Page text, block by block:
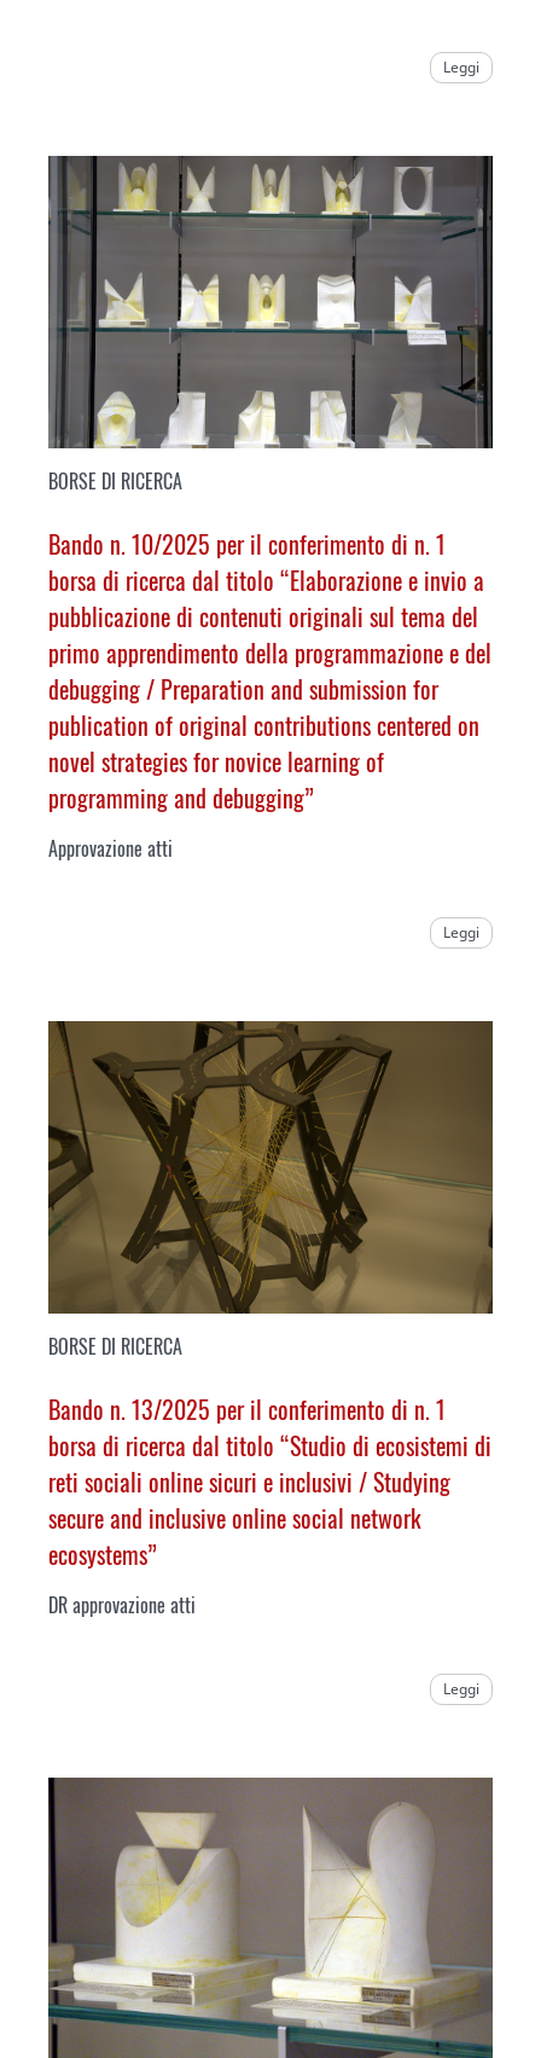
Leggi
BORSE DI RICERCA
Bando n. 10/2025 per il conferimento di n. 1
borsa di ricerca dal titolo “Elaborazione e invio a
pubblicazione di contenuti originali sul tema del
primo apprendimento della programmazione e del
debugging / Preparation and submission for
publication of original contributions centered on
novel strategies for novice learning of
programming and debugging”
Approvazione atti
Leggi
BORSE DI RICERCA
Bando n. 13/2025 per il conferimento di n. 1
borsa di ricerca dal titolo “Studio di ecosistemi di
reti sociali online sicuri e inclusivi /Studying
secure and inclusive online social network
ecosystems”
DR approvazione atti
Leggi